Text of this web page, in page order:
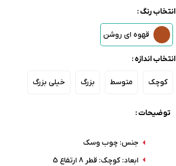
انتخاب رنگ :
قهوه ای روشن
انتخاب اندازه :
کوچک متوسط بزرگ خیلی بزرگ
توضیحات :
جنس: چوب وسک
ابعاد: کوچک: قطر 8 ارتفاع 5